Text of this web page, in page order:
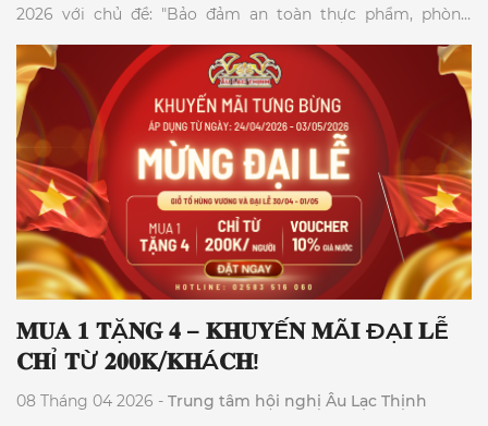
2026 với chủ đề: "Bảo đảm an toàn thực phẩm, phòng
ngừa ngộ độc thực phẩm trong dịch vụ ăn uống và thức
ăn đường phố."
𝐌𝐔𝐀 𝟏 𝐓Ặ𝐍𝐆 𝟒 – 𝐊𝐇𝐔𝐘Ế𝐍 𝐌Ã𝐈 ĐẠ𝐈 𝐋Ễ
𝐂𝐇Ỉ 𝐓Ừ 𝟐𝟎𝟎𝐊/𝐊𝐇Á𝐂𝐇!
08 Tháng 04 2026 - Trung tâm hội nghị Âu Lạc Thịnh